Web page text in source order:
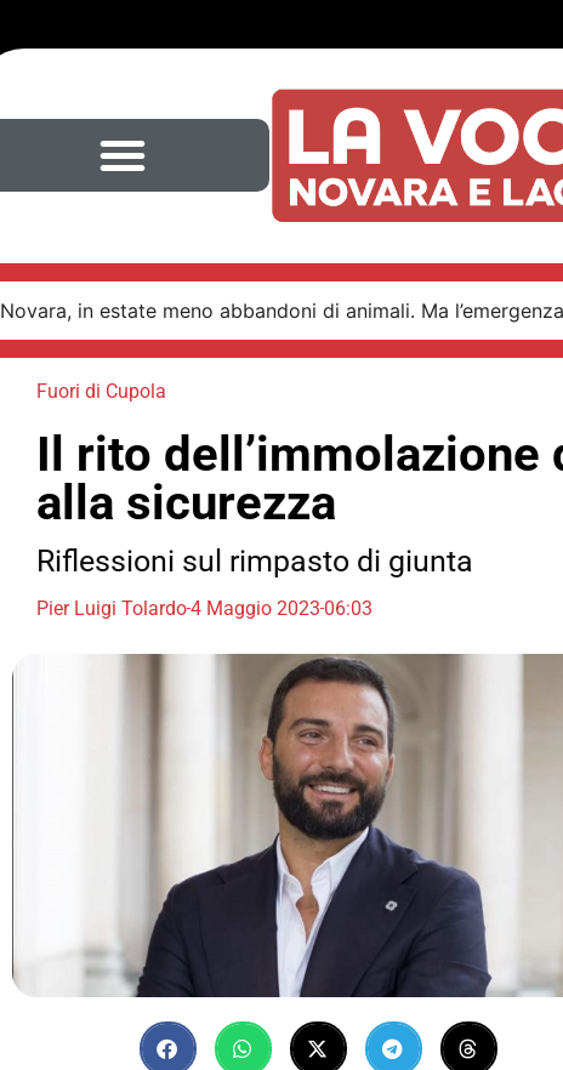
Novara, in estate meno abbandoni di animali. Ma
Fuori di Cupola
Il rito dell’immolazione
alla sicurezza
Riflessioni sul rimpasto di giunta
Pier Luigi Tolardo4 Maggio 202306:03